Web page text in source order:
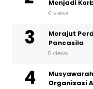
Menjadi
6 views
Merajut
Pancasila
5 views
Organisasi